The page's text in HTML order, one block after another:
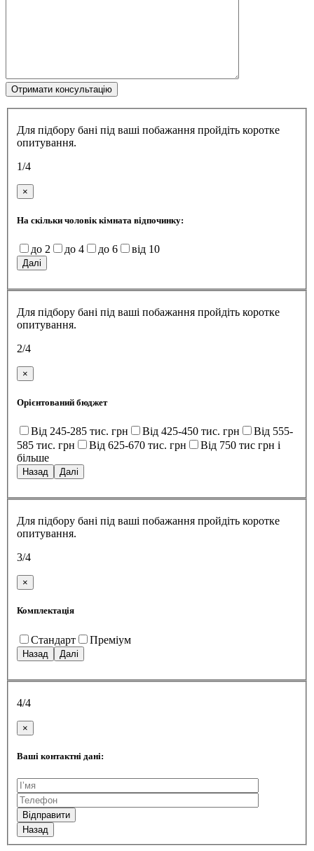
Для підбору бані під ваші побажання пройдіть коротке
опитування.
1/4
×
На скільки чоловік кімната відпочинку:
до 2 до 4 до 6 від 10
Далі
Для підбору бані під ваші побажання пройдіть коротке
опитування.
2/4
×
Орієнтований бюджет
Від 245-285 тис. грн Від 425-450 тис. грн
Від 555-
585 тис. грн
Від 625-670 тис. грн
Від 750 тис грн і
більше
Назад Далі
Для підбору бані під ваші побажання пройдіть коротке
опитування.
3/4
×
Комплектація
Стандарт Преміум
Назад Далі
4/4
×
Ваші контактні дані:
Назад